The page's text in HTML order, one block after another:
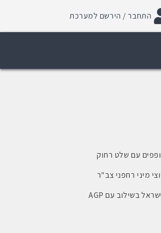
התחבר / הירשם למערכת
עם שלט רחוק
(צפיה בגוף ראשון - First Person View) הפועלים לקידום הספורט בישראל בשילוב עם AGP